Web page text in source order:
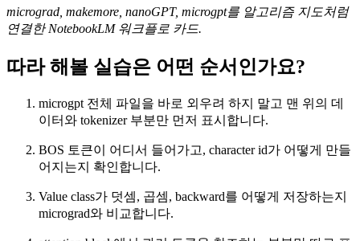
micrograd, makemore, nanoGPT, microgpt를 알고리즘 지도처럼
연결한 NotebookLM 워크플로 카드.
따라 해볼 실습은 어떤 순서인가요?
microgpt 전체 파일을 바로 외우려 하지 말고 맨 위의 데
이터와 tokenizer 부분만 먼저 표시합니다.
BOS 토큰이 어디서 들어가고, character id가 어떻게 만들
어지는지 확인합니다.
Value class가 덧셈, 곱셈, backward를 어떻게 저장하는지
micrograd와 비교합니다.